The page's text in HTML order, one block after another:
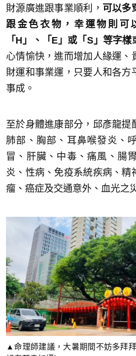
財源廣進跟事業順利， 可以多
跟金色衣物，幸運物則可
「H」、「E」或「S」等字樣
心情愉快，進而增加人緣運、
財運和事業運，只要人和各方
事成。
至於身體進康部分，邱彥龍提
肺部、胸部、耳鼻喉發炎、
冒、肝臟、中毒、痛風、腸
炎、性病、免疫系統疾病、精
瘤、癌症及交通意外、血光之
▲命理師建議，大暑期間不妨多拜